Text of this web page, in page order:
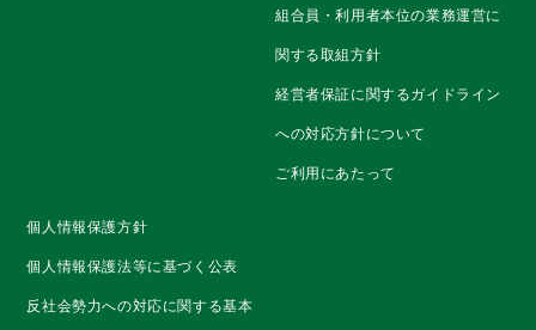
組合員・利用者本位の業務運営に
関する取組方針
経営者保証に関するガイドライン
への対応方針について
ご利用にあたって
個人情報保護方針
個人情報保護法等に基づく公表
反社会勢力への対応に関する基本